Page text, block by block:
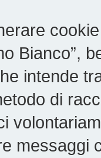
Bianco”,
intende
di
messaggi